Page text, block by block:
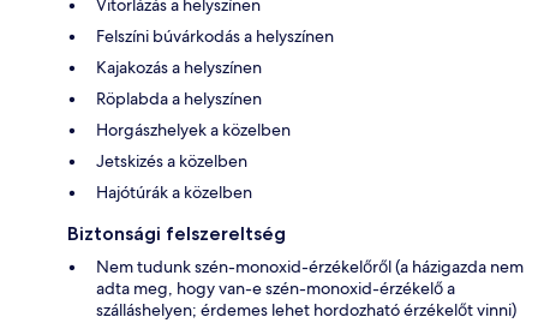
Vitorlázás a helyszínen
Felszíni búvárkodás a helyszínen
Kajakozás a helyszínen
Röplabda a helyszínen
Horgászhelyek a közelben
Jetskizés a közelben
Hajótúrák a közelben
Biztonsági felszereltség
Nem tudunk szén-monoxid-érzékelőről (a házigazda nem
adta meg, hogy van-e szén-monoxid-érzékelő a
szálláshelyen; érdemes lehet hordozható érzékelőt vinni)